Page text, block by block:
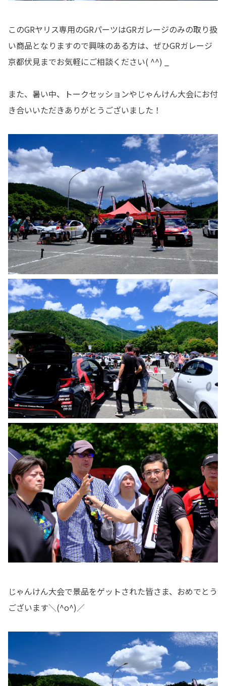
このGRヤリス専用のGRパーツはGRガレージのみの取り扱
い商品となりますので興味のある方は、ぜひGRガレージ
京都伏見までお気軽にご相談ください( ^^) _
また、暑い中、トークセッションやじゃんけん大会にお付
き合いいただきありがとうございました！
じゃんけん大会で景品をゲットされた皆さま、おめでとう
ございます＼(^o^)／